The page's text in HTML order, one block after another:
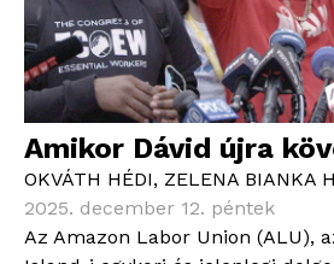
Amikor Dávid újra
OKVÁTH HÉDI, ZELENA BIANKA
2025. december 12. péntek
Az Amazon Labor Union (ALU),